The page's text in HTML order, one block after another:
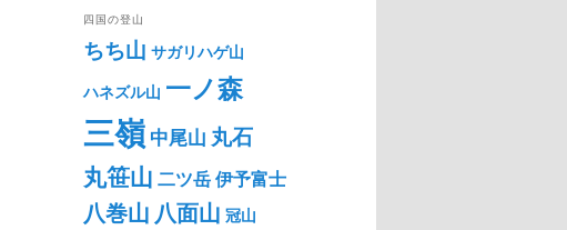
四国の登山
ちち山 サガリハゲ山
ハネズル山 一ノ森
三嶺 中尾山 丸石
丸笹山 二ツ岳伊予富士
八巻山 八面山 冠山